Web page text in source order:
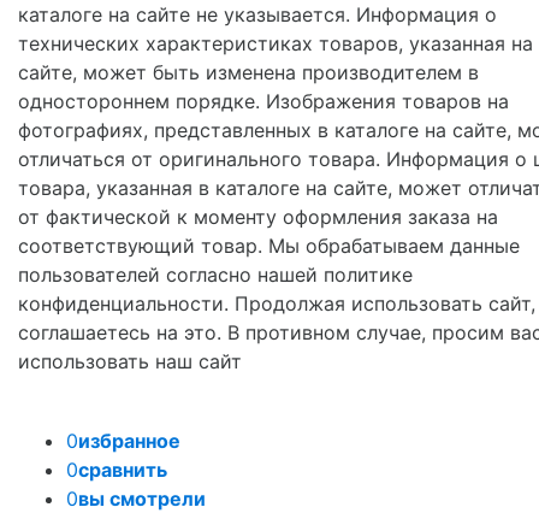
каталоге на сайте не указывается. Информация о
технических характеристиках товаров, указанная на
сайте, может быть изменена производителем в
одностороннем порядке. Изображения товаров на
фотографиях, представленных в каталоге на сайте,
отличаться от оригинального товара. Информация о
товара, указанная в каталоге на сайте, может
от фактической к моменту оформления заказа на
соответствующий товар. Мы обрабатываем данные
пользователей согласно нашей политике
конфиденциальности. Продолжая использовать
соглашаетесь на это. В противном случае, просим
использовать наш сайт
0избранное
0сравнить
0вы смотрели